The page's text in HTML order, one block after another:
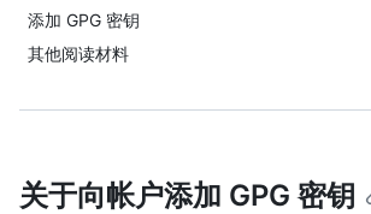
添加 GPG 密钥
其他阅读材料
关于向帐户添加 GPG 密钥